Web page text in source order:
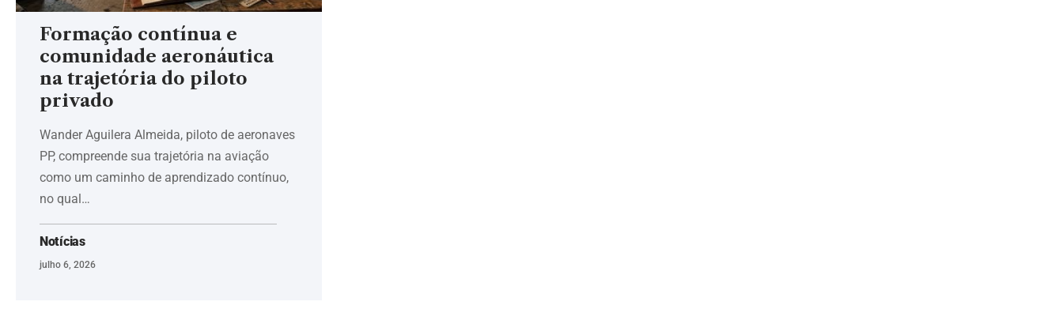
Formação contínua e
comunidade aeronáutica
na trajetória do piloto
privado
Wander Aguilera Almeida, piloto de aeronaves
PP, compreende sua trajetória na aviação
como um caminho de aprendizado contínuo,
no qual…
Notícias
julho 6, 2026